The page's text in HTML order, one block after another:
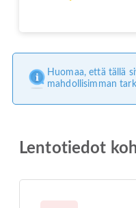
Huomaa, että tällä
mahdollisimman
Lentotiedot